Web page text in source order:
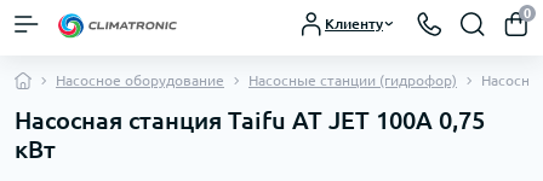
Клиенту
0
Насосное оборудование Насосные станции (гидрофор)
Насосная станция Taifu AT JET 100А 0,75
кВт